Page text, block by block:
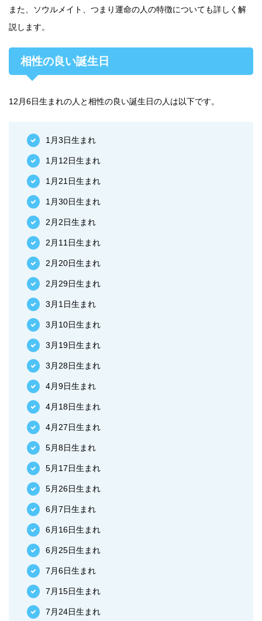
また、ソウルメイト、つまり運命の人の特徴についても詳しく解
説します。
相性の良い誕生日
12月6日生まれの人と相性の良い誕生日の人は以下です。
1月3日生まれ
1月12日生まれ
1月21日生まれ
1月30日生まれ
2月2日生まれ
2月11日生まれ
2月20日生まれ
2月29日生まれ
3月1日生まれ
3月10日生まれ
3月19日生まれ
3月28日生まれ
4月9日生まれ
4月18日生まれ
4月27日生まれ
5月8日生まれ
5月17日生まれ
5月26日生まれ
6月7日生まれ
6月16日生まれ
6月25日生まれ
7月6日生まれ
7月15日生まれ
7月24日生まれ